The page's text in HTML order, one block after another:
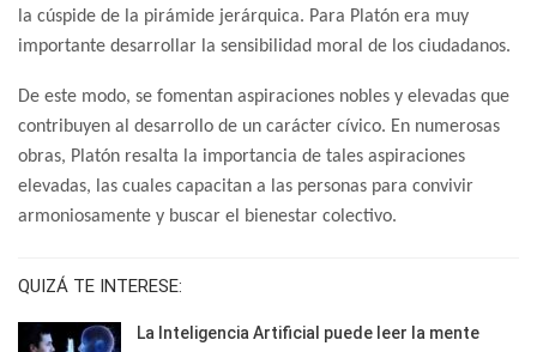
la cúspide de la pirámide jerárquica. Para Platón era muy
importante desarrollar la sensibilidad moral de los ciudadanos.
De este modo, se fomentan aspiraciones nobles y elevadas que
contribuyen al desarrollo de un carácter cívico. En numerosas
obras, Platón resalta la importancia de tales aspiraciones
elevadas, las cuales capacitan a las personas para convivir
armoniosamente y buscar el bienestar colectivo.
QUIZÁ TE INTERESE:
La Inteligencia Artificial puede leer la mente